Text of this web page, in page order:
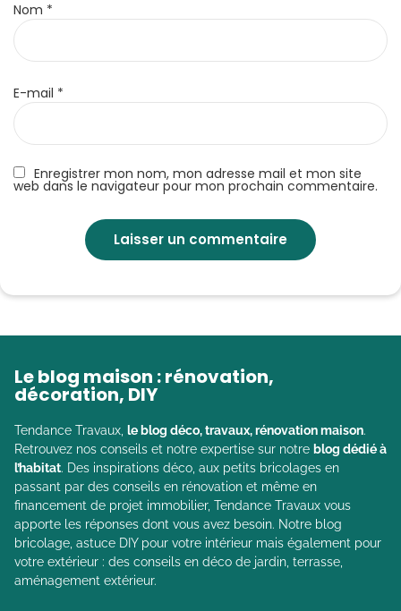
Enregistrer mon nom, mon adresse mail et mon site
web dans le navigateur pour mon prochain commentaire.
Nom *
E-mail *
Le blog maison : rénovation,
décoration, DIY
Tendance Travaux, le blog déco, travaux, rénovation maison.
Retrouvez nos conseils et notre expertise sur notre blog dédié à
l’habitat. Des inspirations déco, aux petits bricolages en
passant par des conseils en rénovation et même en
financement de projet immobilier, Tendance Travaux vous
apporte les réponses dont vous avez besoin. Notre blog
bricolage, astuce DIY pour votre intérieur mais également pour
votre extérieur : des conseils en déco de jardin, terrasse,
aménagement extérieur.